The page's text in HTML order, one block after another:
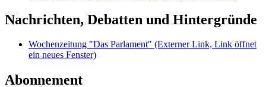
Nachrichten, Debatten und Hintergründe
Wochenzeitung "Das Parlament" (Externer Link, Link öffnet
ein neues Fenster)
Abonnement